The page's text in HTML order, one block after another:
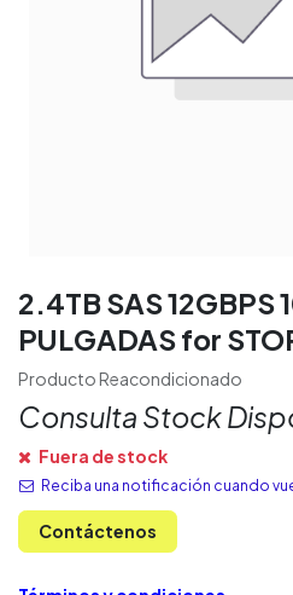
2.4TB SAS 12GBPS
PULGADAS for
Producto Reacondicionado
Consulta Stock
Fuera de stock
Reciba una notificación cuando
Contáctenos